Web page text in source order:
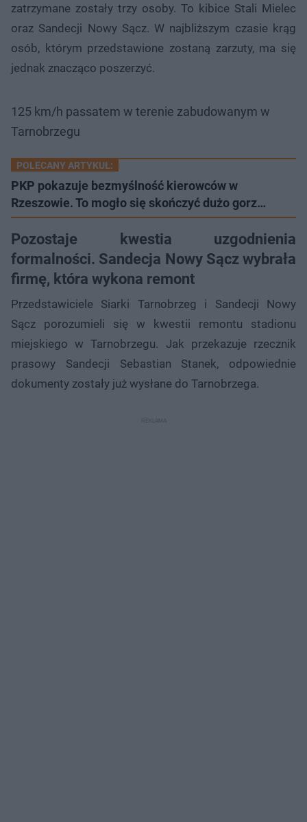
zatrzymane zostały trzy osoby. To kibice Stali Mielec
oraz Sandecji Nowy Sącz. W najbliższym czasie krąg
osób, którym przedstawione zostaną zarzuty, ma się
jednak znacząco poszerzyć.
125 km/h passatem w terenie zabudowanym w
Tarnobrzegu
POLECANY ARTYKUŁ:
PKP pokazuje bezmyślność kierowców w
Rzeszowie. To mogło się skończyć dużo gorz…
Pozostaje kwestia uzgodnienia
formalności. Sandecja Nowy Sącz wybrała
firmę, która wykona remont
Przedstawiciele Siarki Tarnobrzeg i Sandecji Nowy
Sącz porozumieli się w kwestii remontu stadionu
miejskiego w Tarnobrzegu. Jak przekazuje rzecznik
prasowy Sandecji Sebastian Stanek, odpowiednie
dokumenty zostały już wysłane do Tarnobrzega.